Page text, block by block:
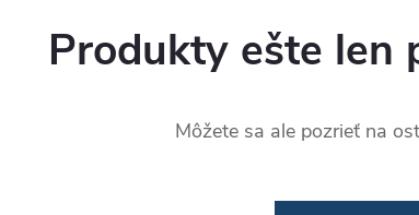
Produkty ešte len
Môžete sa ale pozrieť na